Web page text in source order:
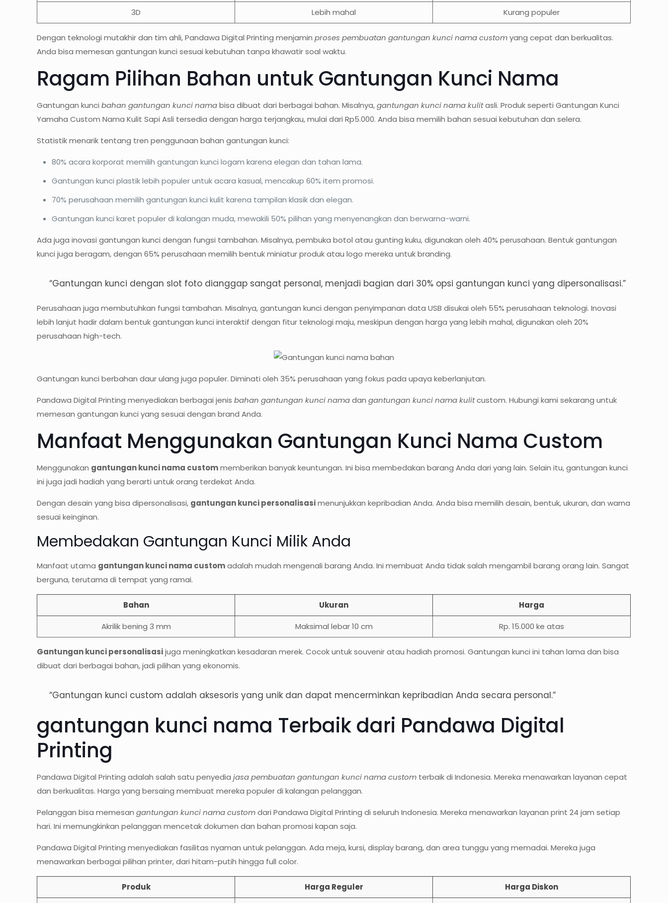
3D Lebih mahal Kurang populer
Dengan teknologi mutakhir dan tim ahli, Pandawa Digital Printing menjaminproses pembuatan gantungan kunci nama customyang cepat dan berkualitas.
Anda bisa memesan gantungan kunci sesuai kebutuhan tanpa khawatir soal waktu.
Ragam Pilihan Bahan untuk Gantungan Kunci Nama
Gantungan kuncibahan gantungan kunci namabisa dibuat dari berbagai bahan. Misalnya,gantungan kunci nama kulitasli. Produk seperti Gantungan Kunci
Yamaha Custom Nama Kulit Sapi Asli tersedia dengan harga terjangkau, mulai dari Rp5.000. Anda bisa memilih bahan sesuai kebutuhan dan selera.
Statistik menarik tentang tren penggunaan bahan gantungan kunci:
80% acara korporat memilih gantungan kunci logam karena elegan dan tahan lama.
Gantungan kunci plastik lebih populer untuk acara kasual, mencakup 60% item promosi.
70% perusahaan memilih gantungan kunci kulit karena tampilan klasik dan elegan.
Gantungan kunci karet populer di kalangan muda, mewakili 50% pilihan yang menyenangkan dan berwarna-warni.
Ada juga inovasi gantungan kunci dengan fungsi tambahan. Misalnya, pembuka botol atau gunting kuku, digunakan oleh 40% perusahaan. Bentuk gantungan
kunci juga beragam, dengan 65% perusahaan memilih bentuk miniatur produk atau logo mereka untuk branding.
“Gantungan kunci dengan slot foto dianggap sangat personal, menjadi bagian dari 30% opsi gantungan kunci yang dipersonalisasi.”
Perusahaan juga membutuhkan fungsi tambahan. Misalnya, gantungan kunci dengan penyimpanan data USB disukai oleh 55% perusahaan teknologi. Inovasi
lebih lanjut hadir dalam bentuk gantungan kunci interaktif dengan fitur teknologi maju, meskipun dengan harga yang lebih mahal, digunakan oleh 20%
perusahaan high-tech.
Gantungan kunci berbahan daur ulang juga populer. Diminati oleh 35% perusahaan yang fokus pada upaya keberlanjutan.
Pandawa Digital Printing menyediakan berbagai jenisbahan gantungan kunci namadangantungan kunci nama kulitcustom. Hubungi kami sekarang untuk
memesan gantungan kunci yang sesuai dengan brand Anda.
Manfaat Menggunakan Gantungan Kunci Nama Custom
Menggunakan gantungan kunci nama custommemberikan banyak keuntungan. Ini bisa membedakan barang Anda dari yang lain. Selain itu, gantungan kunci
ini juga jadi hadiah yang berarti untuk orang terdekat Anda.
Dengan desain yang bisa dipersonalisasi, gantungan kunci personalisasimenunjukkan kepribadian Anda. Anda bisa memilih desain, bentuk, ukuran, dan warna
sesuai keinginan.
Membedakan Gantungan Kunci Milik Anda
Manfaat utama gantungan kunci nama customadalah mudah mengenali barang Anda. Ini membuat Anda tidak salah mengambil barang orang lain. Sangat
berguna, terutama di tempat yang ramai.
Bahan Ukuran Harga
Akrilik bening 3 mm Maksimal lebar 10 cm Rp. 15.000 ke atas
Gantungan kunci personalisasijuga meningkatkan kesadaran merek. Cocok untuk souvenir atau hadiah promosi. Gantungan kunci ini tahan lama dan bisa
dibuat dari berbagai bahan, jadi pilihan yang ekonomis.
“Gantungan kunci custom adalah aksesoris yang unik dan dapat mencerminkan kepribadian Anda secara personal.”
gantungan kunci nama Terbaik dari Pandawa Digital
Printing
Pandawa Digital Printing adalah salah satu penyediajasa pembuatan gantungan kunci nama custom terbaik di Indonesia. Mereka menawarkan layanan cepat
dan berkualitas. Harga yang bersaing membuat mereka populer di kalangan pelanggan.
Pelanggan bisa memesangantungan kunci nama customdari Pandawa Digital Printing di seluruh Indonesia. Mereka menawarkan layanan print 24 jam setiap
hari. Ini memungkinkan pelanggan mencetak dokumen dan bahan promosi kapan saja.
Pandawa Digital Printing menyediakan fasilitas nyaman untuk pelanggan. Ada meja, kursi, display barang, dan area tunggu yang memadai. Mereka juga
menawarkan berbagai pilihan printer, dari hitam-putih hingga full color.
Produk Harga Reguler Harga Diskon